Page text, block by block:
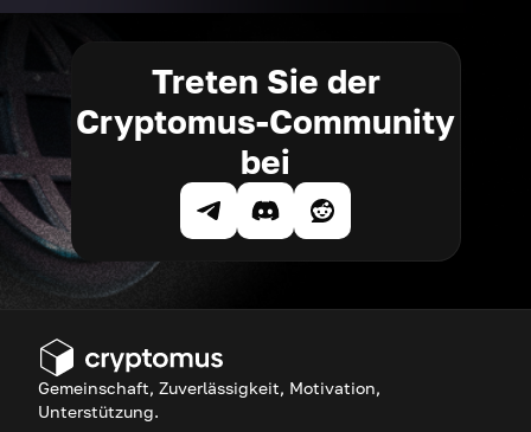
Treten Sie der
Cryptomus-Community
bei
Gemeinschaft, Zuverlässigkeit, Motivation,
Unterstützung.